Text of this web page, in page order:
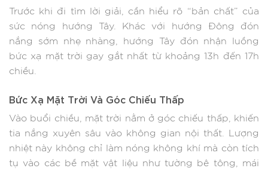
Trước khi đi tìm lời giải, cần hiểu rõ “bản chất” của
sức nóng hướng Tây. Khác với hướng Đông đón
nắng sớm nhẹ nhàng, hướng Tây đón nhận luồng
bức xạ mặt trời gay gắt nhất từ khoảng 13h đến 17h
chiều.
Bức Xạ Mặt Trời Và Góc Chiếu Thấp
Vào buổi chiều, mặt trời nằm ở góc chiếu thấp, khiến
tia nắng xuyên sâu vào không gian nội thất. Lượng
nhiệt này không chỉ làm nóng không khí mà còn tích
tụ vào các bề mặt vật liệu như tường bê tông, mái